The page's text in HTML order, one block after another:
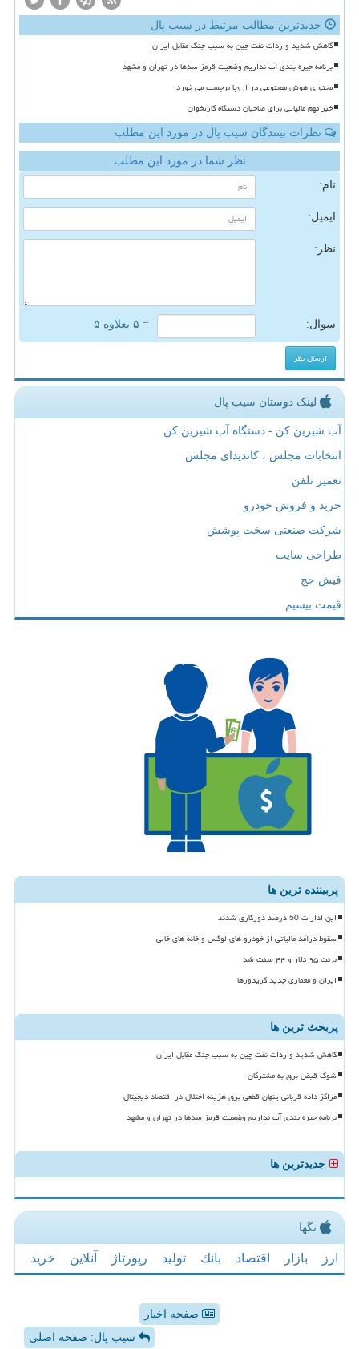
جدیدترین مطالب مرتبط در سیب پال
کاهش شدید واردات نفت چین به سبب جنگ مقابل ایران
برنامه جیره بندی آب نداریم وضعیت قرمز سدها در تهران و مشهد
محتوای هوش مصنوعی در اروپا برچسب می خورد
خبر مهم مالیاتی برای صاحبان دستگاه کارتخوان
نظرات بینندگان سیب پال در مورد این مطلب
نظر شما در مورد این مطلب
نام:
ایمیل:
نظر:
سوال: = ۵ بعلاوه ۵
لینک دوستان سیب پال
آب شیرین کن - دستگاه آب شیرین کن
انتخابات مجلس ، کاندیدای مجلس
تعمیر تلفن
خرید و فروش خودرو
شرکت صنعتی سخت پوشش
طراحی سایت
فیش حج
قیمت بیسیم
پربیننده ترین ها
این ادارات 50 درصد دورکاری شدند
سقوط درآمد مالیاتی از خودرو های لوکس و خانه های خالی
برنت ۹۵ دلار و ۴۴ سنت شد
ایران و معماری جدید کریدورها
پربحث ترین ها
کاهش شدید واردات نفت چین به سبب جنگ مقابل ایران
شوک قبض برق به مشترکان
مراکز داده قربانی پنهان قطعی برق هزینه اختلال در اقتصاد دیجیتال
برنامه جیره بندی آب نداریم وضعیت قرمز سدها در تهران و مشهد
جدیدترین ها
تگها
ارز بازار اقتصاد بانك تولید رپورتاژ آنلاین خرید
صفحه اخبار
سیب پال: صفحه اصلی